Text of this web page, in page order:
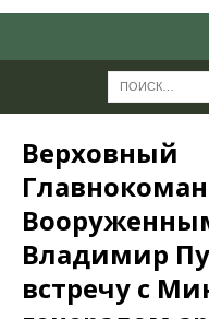
Верховный
Владимир
встречу с